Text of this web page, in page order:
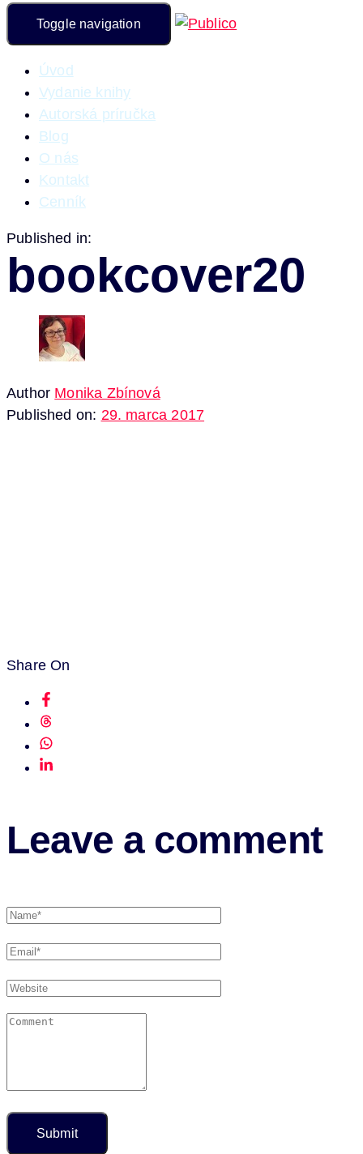
Toggle navigation
Úvod
Vydanie knihy
Autorská príručka
Blog
O nás
Kontakt
Cenník
Published in:
bookcover20
Author Monika Zbínová
Published on: 29. marca 2017
Share On
Leave a comment